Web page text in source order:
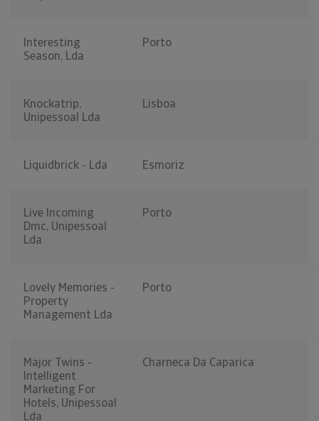
Interesting
Season, Lda
Porto
Knockatrip,
Unipessoal Lda
Lisboa
Liquidbrick - Lda Esmoriz
Live Incoming
Dmc, Unipessoal
Lda
Porto
Lovely Memories -
Property
Management Lda
Porto
Major Twins -
Intelligent
Marketing For
Hotels, Unipessoal
Lda
Charneca Da Caparica